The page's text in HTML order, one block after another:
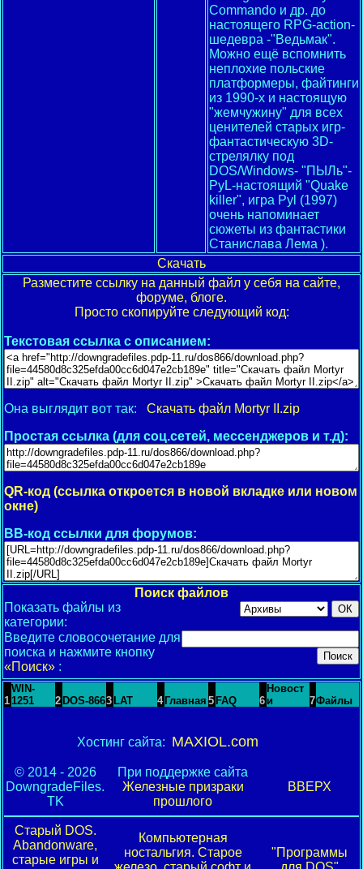
Commando и др. до
настоящего RPG-action-
шедевра -"Ведьмак".
Можно ещё вспомнить
неплохие польские
платформеры, файтинги
из 1990-х и настоящую
"жемчужину" для всех
ценителей старых игр-
фантастическую 3D-
стрелялку под
DOS/Windows- "ПЫЛь"-
PyL-настоящий "Quake
killer", игра Pyl (1997)
очень напоминает
сюжеты из фантастики
Станислава Лема ).
Скачать
Разместите ссылку на данный файл у себя на сайте,
форуме, блоге.
Просто скопируйте следующий код:
Текстовая ссылка с описанием:
Она выглядит вот так: Скачать файл Mortyr II.zip
Простая ссылка (для соц.сетей, мессенджеров и т.д):
QR-код (ссылка откроется в новой вкладке или новом
окне)
BB-код ссылки для форумов:
Поиск файлов
Показать файлы из
категории:
Введите словосочетание для
поиска и нажмите кнопку
«Поиск» :
1
WIN-
1251
2 DOS-8663 LAT 4 Главная 5 FAQ 6
Новост
и
7Файлы
Хостинг сайта: MAXIOL.com
© 2014 - 2026
DowngradeFiles.
TK
При поддержке сайта
Железные призраки
прошлого
ВВЕРХ
Старый DOS.
Abandonware,
старые игры и
Компьютерная
ностальгия. Старое
"Программы